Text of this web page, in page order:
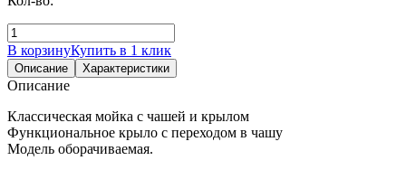
В корзинуКупить в 1 клик
Описание Характеристики
Описание
Классическая мойка с чашей и крылом
Функциональное крыло с переходом в чашу
Модель оборачиваемая.